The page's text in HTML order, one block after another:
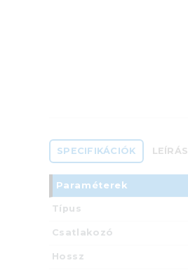
SPECIFIKÁCIÓK LEÍRÁS
Paraméterek
Típus
Csatlakozó
Hossz